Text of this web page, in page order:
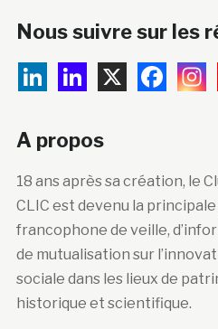
Nous suivre sur les
A propos
18 ans après sa création, le
CLIC est devenu la
francophone de veille,
de mutualisation sur
sociale dans les lieux de
historique et scientifique.